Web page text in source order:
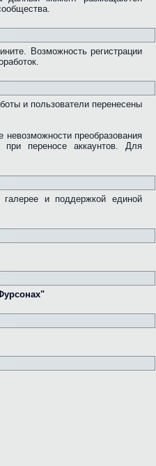
Возможность регистрации
и пользователи перенесены
невозможности преобразования
переносе аккаунтов. Для
и поддержкой единой